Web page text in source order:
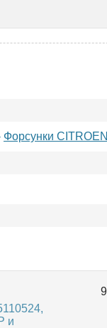
Форсунки CITROEN
и